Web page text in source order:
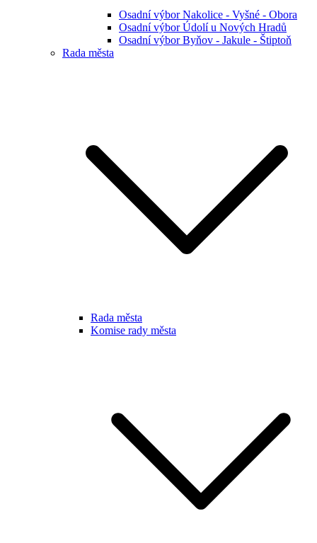
Osadní výbor Nakolice - Vyšné - Obora
Osadní výbor Údolí u Nových Hradů
Osadní výbor Byňov - Jakule - Štiptoň
Rada města
Rada města
Komise rady města